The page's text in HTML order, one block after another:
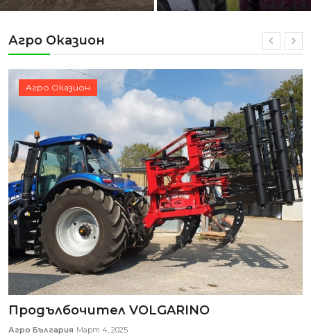
Агро Оказион
Агро Оказион
Продълбочител VOLGARINO
Агро България Март 4, 2025